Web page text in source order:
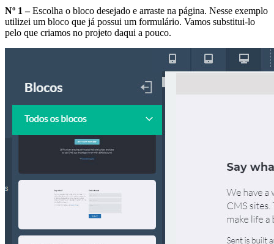
Nº 1 –Escolha o bloco desejado e arraste na página. Nesse exemplo
utilizei um bloco que já possui um formulário. Vamos substitui-lo
pelo que criamos no projeto daqui a pouco.